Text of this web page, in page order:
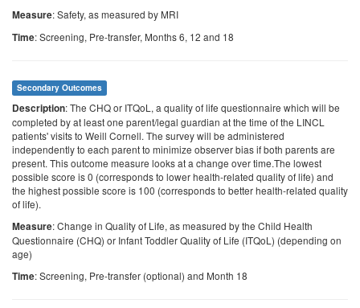
Measure: Safety, as measured by MRI
Time: Screening, Pre-transfer, Months 6, 12 and 18
Secondary Outcomes
Description: The CHQ or ITQoL, a quality of life questionnaire which will be
completed by at least one parent/legal guardian at the time of the LINCL
patients' visits to Weill Cornell. The survey will be administered
independently to each parent to minimize observer bias if both parents are
present. This outcome measure looks at a change over time.The lowest
possible score is 0 (corresponds to lower health-related quality of life) and
the highest possible score is 100 (corresponds to better health-related quality
of life).
Measure: Change in Quality of Life, as measured by the Child Health
Questionnaire (CHQ) or Infant Toddler Quality of Life (ITQoL) (depending on
age)
Time: Screening, Pre-transfer (optional) and Month 18